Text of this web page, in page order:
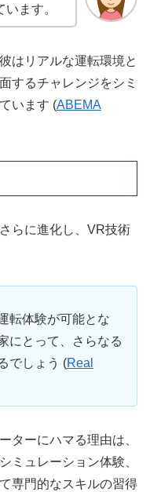
ます。
はリアルな運転環境と
するチャレンジをシミ
います​ (ABEMA
らに進化し、VR技術
転体験が可能とな
にとって、さらなる
でしょう​ (Real
ターにハマる理由は、
ミュレーション体験、
専門的なスキルの習得